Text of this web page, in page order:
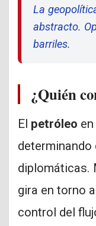
La
abstracto.
barriles.
¿Quién
El petróleo
diplomáticas.
gira en torno
control del